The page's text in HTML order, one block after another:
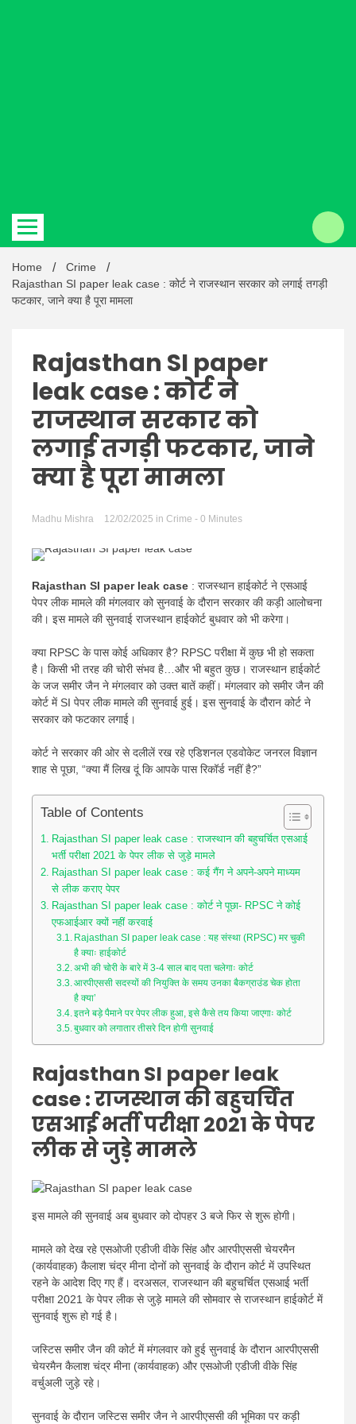
Latest
Hindi
News
Home
Crime
Rajasthan SI paper leak case : कोर्ट ने राजस्थान सरकार को लगाई तगड़ी
फटकार, जाने क्या है पूरा मामला
Rajasthan SI paper
leak case : कोर्ट ने
राजस्थान सरकार को
लगाई तगड़ी फटकार, जाने
क्या है पूरा मामला
Madhu Mishra 12/02/2025 in Crime - 0 Minutes
Rajasthan SI paper leak case : राजस्थान हाईकोर्ट ने एसआई
पेपर लीक मामले की मंगलवार को सुनवाई के दौरान सरकार की कड़ी आलोचना
की। इस मामले की सुनवाई राजस्थान हाईकोर्ट बुधवार को भी करेगा।
क्या RPSC के पास कोई अधिकार है? RPSC परीक्षा में कुछ भी हो सकता
है। किसी भी तरह की चोरी संभव है…और भी बहुत कुछ। राजस्थान हाईकोर्ट
के जज समीर जैन ने मंगलवार को उक्त बातें कहीं। मंगलवार को समीर जैन की
कोर्ट में SI पेपर लीक मामले की सुनवाई हुई। इस सुनवाई के दौरान कोर्ट ने
सरकार को फटकार लगाई।
कोर्ट ने सरकार की ओर से दलीलें रख रहे एडिशनल एडवोकेट जनरल विज्ञान
शाह से पूछा, “क्या मैं लिख दूं कि आपके पास रिकॉर्ड नहीं है?”
Table of Contents
Rajasthan SI paper leak case : राजस्थान की बहुचर्चित एसआई
भर्ती परीक्षा 2021 के पेपर लीक से जुड़े मामले
Rajasthan SI paper leak case : कई गैंग ने अपने-अपने माध्यम
से लीक कराए पेपर
Rajasthan SI paper leak case : कोर्ट ने पूछा- RPSC ने कोई
एफआईआर क्यों नहीं करवाई
Rajasthan SI paper leak case : यह संस्था (RPSC) मर चुकी
है क्याः हाईकोर्ट
अभी की चोरी के बारे में 3-4 साल बाद पता चलेगाः कोर्ट
आरपीएससी सदस्यों की नियुक्ति के समय उनका बैकग्राउंड चेक होता
है क्या’
इतने बड़े पैमाने पर पेपर लीक हुआ, इसे कैसे तय किया जाएगाः कोर्ट
बुधवार को लगातार तीसरे दिन होगी सुनवाई
Rajasthan SI paper leak
case : राजस्थान की बहुचर्चित
एसआई भर्ती परीक्षा 2021 के पेपर
लीक से जुड़े मामले
इस मामले की सुनवाई अब बुधवार को दोपहर 3 बजे फिर से शुरू होगी।
मामले को देख रहे एसओजी एडीजी वीके सिंह और आरपीएससी चेयरमैन
(कार्यवाहक) कैलाश चंद्र मीना दोनों को सुनवाई के दौरान कोर्ट में उपस्थित
रहने के आदेश दिए गए हैं। दरअसल, राजस्थान की बहुचर्चित एसआई भर्ती
परीक्षा 2021 के पेपर लीक से जुड़े मामले की सोमवार से राजस्थान हाईकोर्ट में
सुनवाई शुरू हो गई है।
जस्टिस समीर जैन की कोर्ट में मंगलवार को हुई सुनवाई के दौरान आरपीएससी
चेयरमैन कैलाश चंद्र मीना (कार्यवाहक) और एसओजी एडीजी वीके सिंह
वर्चुअली जुड़े रहे।
सुनवाई के दौरान जस्टिस समीर जैन ने आरपीएससी की भूमिका पर कड़ी